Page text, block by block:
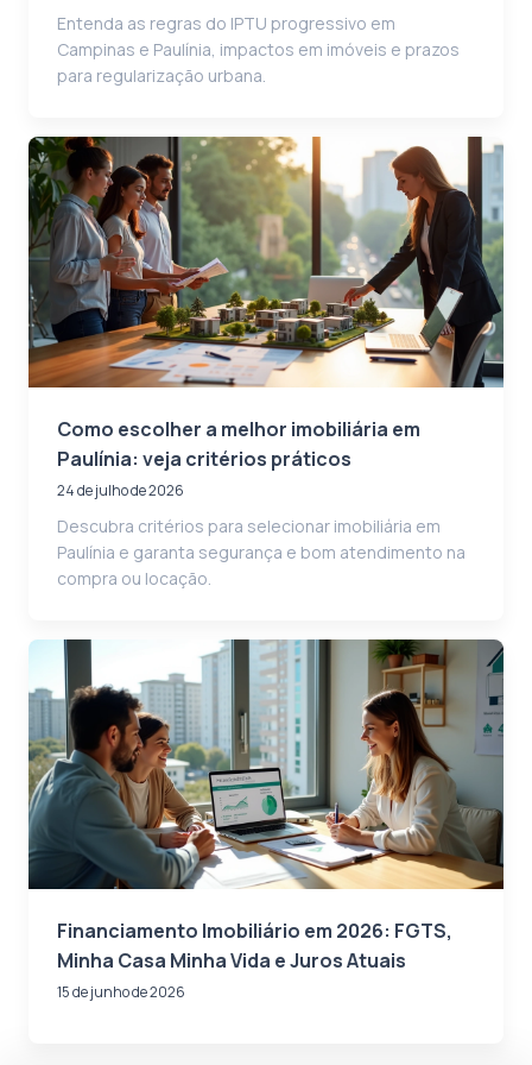
Entenda as regras do IPTU progressivo em
Campinas e Paulínia, impactos em imóveis e prazos
para regularização urbana.
Como escolher a melhor imobiliária em
Paulínia: veja critérios práticos
24 de julho de 2026
Descubra critérios para selecionar imobiliária em
Paulínia e garanta segurança e bom atendimento na
compra ou locação.
Financiamento Imobiliário em 2026: FGTS,
Minha Casa Minha Vida e Juros Atuais
15 de junho de 2026